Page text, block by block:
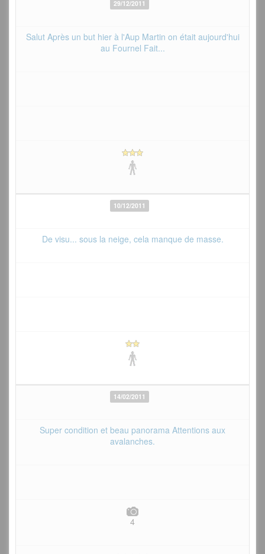
29/12/2011
Salut Après un but hier à l'Aup Martin on était aujourd'hui
au Fournel Fait...
10/12/2011
De visu... sous la neige, cela manque de masse.
14/02/2011
Super condition et beau panorama Attentions aux
avalanches.
4